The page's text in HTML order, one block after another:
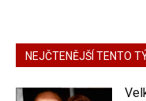
NEJČTENĚJŠÍ TENTO